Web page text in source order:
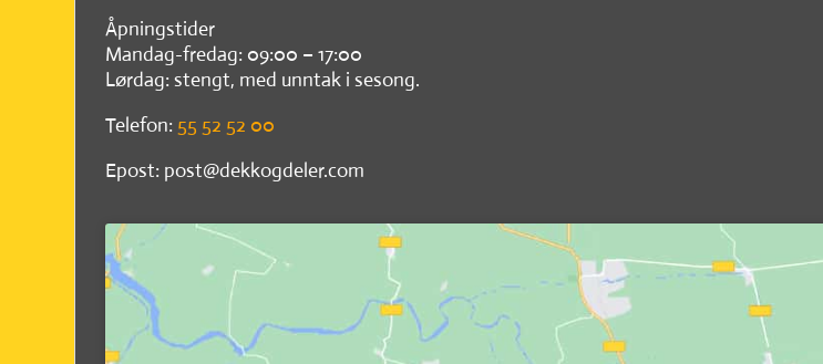
Åpningstider
Mandag-fredag: 09:00 – 17:00
Lørdag: stengt, med unntak i sesong.
Telefon: 55 52 52 00
Epost: post@dekkogdeler.com